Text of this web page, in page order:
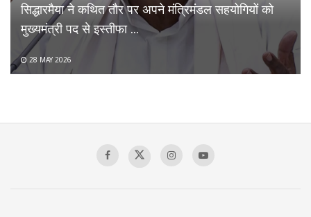
सिद्धारमैया ने कथित तौर पर अपने मंत्रिमंडल सहयोगियों को
मुख्यमंत्री पद से इस्तीफा ...
28 MAY 2026